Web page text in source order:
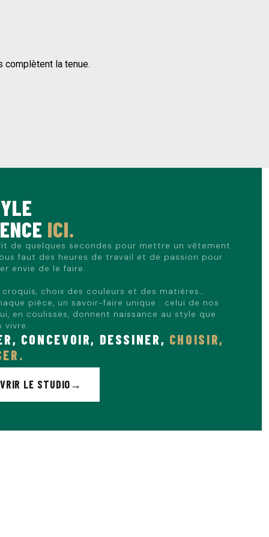
complètent la tenue.
ICI.
de quelques secondes pour mettre un vêtement
faut des heures de travail et de passion pour
envie de le faire.
croquis, choix des couleurs et des matières…
pièce, un savoir-faire unique : celui de nos
en coulisses, donnent naissance au style que
vivre.
CONCEVOIR, DESSINER, CHOISIR,
LE STUDIO